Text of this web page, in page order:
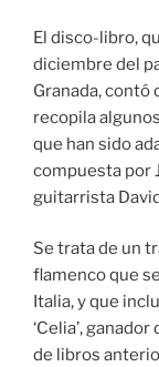
El disco-libro,
diciembre del
Granada, contó
recopila
que han sido
compuesta por
guitarrista
Se trata de un
flamenco que
Italia, y que
‘Celia’,
de libros